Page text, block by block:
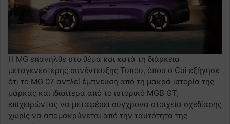
Η MG επανήλθε στο θέμα και κατά τη διάρκεια
μεταγενέστερης συνέντευξης Τύπου, όπου ο Cui εξήγησε
ότι το MG 07 αντλεί έμπνευση από τη μακρά ιστορία της
μάρκας και ιδιαίτερα από το ιστορικό MGB GT,
επιχειρώντας να μεταφέρει σύγχρονα στοιχεία σχεδίασης
χωρίς να απομακρύνεται από την ταυτότητα της